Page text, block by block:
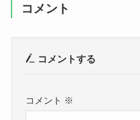
コメント
コメントする
コメント ※